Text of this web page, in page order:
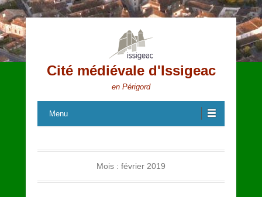
Cité médiévale d'Issigeac
en Périgord
Menu
Mois : février 2019